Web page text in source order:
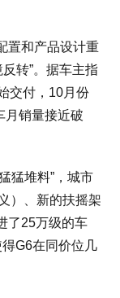
置和产品设计重
转”。据车主指
交付，10月份
月销量接近破
猛堆料”，城市
）、新的扶摇架
了25万级的车
G6在同价位几